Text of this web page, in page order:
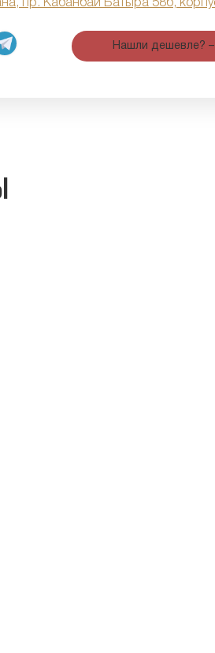
пр. Кабанбай Батыра 58б,
Нашли дешевле? –